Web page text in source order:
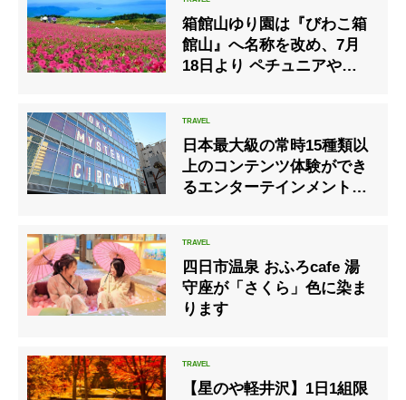
箱館山ゆり園は『びわこ箱
館山』へ名称を改め、7月
18日より ペチュニアやコ
日本最大級の常時15種類以
上のコンテンツ体験ができ
るエンターテインメントパ
四日市温泉 おふろcafe 湯
守座が「さくら」色に染ま
ります
【星のや軽井沢】1日1組限